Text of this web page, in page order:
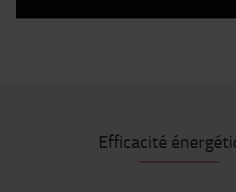
Efficacité